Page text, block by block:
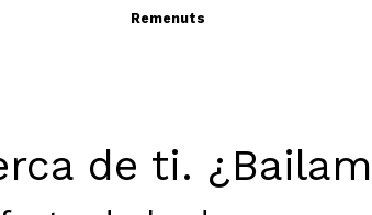
Remenuts
de ti.